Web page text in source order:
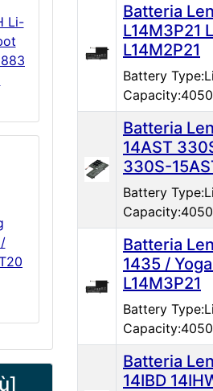
Li-
Batteria
L14M3P21
L14M2P21
Battery
Batteria
14AST
330S-
Battery
Batteria
1435 /
L14M3P21
Battery
Batteria
14IBD